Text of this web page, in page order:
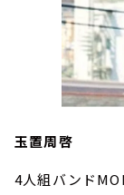
玉置周啓
4人組バンド